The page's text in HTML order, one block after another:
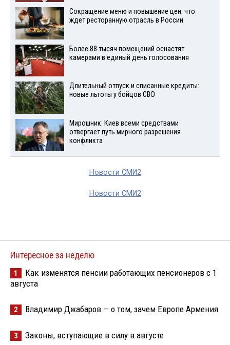
Сокращение меню и повышение цен: что
ждет ресторанную отрасль в России
Более 88 тысяч помещений оснастят
камерами в единый день голосования
Длительный отпуск и списанные кредиты:
новые льготы у бойцов СВО
Мирошник: Киев всеми средствами
отвергает путь мирного разрешения
конфликта
Новости СМИ2
Новости СМИ2
Интересное за неделю
1
Как изменятся пенсии работающих пенсионеров с 1
августа
2 Владимир Джабаров — о том, зачем Европе Армения
3 Законы, вступающие в силу в августе